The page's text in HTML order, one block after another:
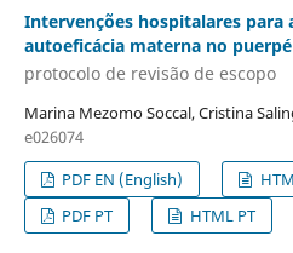
Intervenções hospitalares para
autoeficácia materna no
protocolo de revisão de escopo
Marina Mezomo Soccal, Cristina
e026074
PDF EN (English)
PDF PT
HTML PT